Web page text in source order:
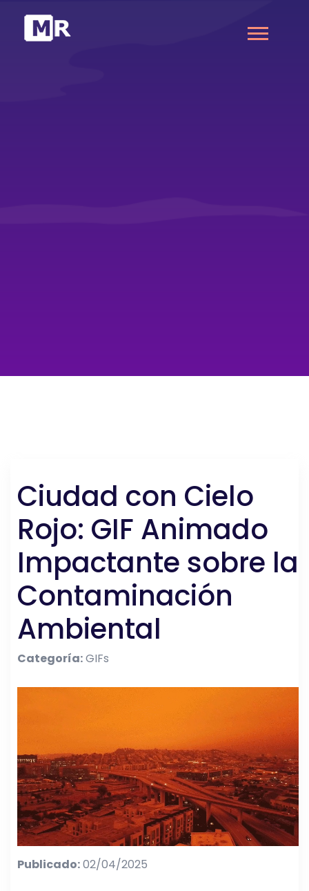
Ciudad con Cielo
Rojo: GIF Animado
Impactante sobre la
Contaminación
Ambiental
Categoría:GIFs
Publicado:02/04/2025